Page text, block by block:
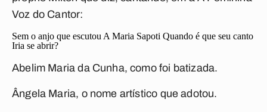
Voz do Cantor:
Sem o anjo que escutou A Maria Sapoti Quando é que seu canto
Iria se abrir?
Abelim Maria da Cunha, como foi batizada.
Ângela Maria, o nome artístico que adotou.